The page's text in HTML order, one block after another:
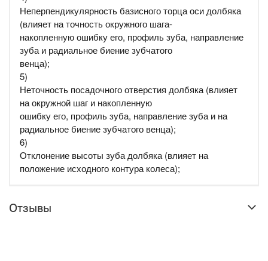
Неперпендикулярность базисного торца оси долбяка
(влияет на точность окружного шага-
накопленную ошибку его, профиль зуба, направление
зуба и радиальное биение зубчатого
венца);
5)
Неточность посадочного отверстия долбяка (влияет
на окружной шаг и накопленную
ошибку его, профиль зуба, направление зуба и на
радиальное биение зубчатого венца);
6)
Отклонение высоты зуба долбяка (влияет на
положение исходного контура колеса);
Отзывы